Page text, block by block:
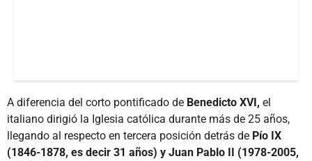
A diferencia del corto pontificado de Benedicto XVI, el
italiano dirigió la Iglesia católica durante más de 25 años,
llegando al respecto en tercera posición detrás de Pío IX
(1846-1878, es decir 31 años) y Juan Pablo II (1978-2005,